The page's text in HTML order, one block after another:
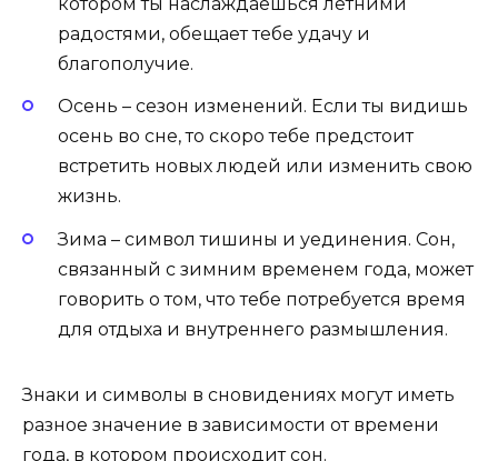
радостями, обещает тебе удачу и
благополучие.
Осень – сезон изменений. Если ты видишь
осень во сне, то скоро тебе предстоит
встретить новых людей или изменить свою
жизнь.
Зима – символ тишины и уединения. Сон,
связанный с зимним временем года, может
говорить о том, что тебе потребуется время
для отдыха и внутреннего размышления.
Знаки и символы в сновидениях могут иметь
разное значение в зависимости от времени
года, в котором происходит сон.